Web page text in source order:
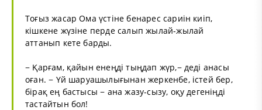
Тоғыз жасар Ома үстіне бенарес сариін киіп,
кішкене жүзіне перде салып жылай-жылай
аттанып кете барды.
− Қарғам, қайын енеңді тыңдап жүр,− деді анасы
оған. − Үй шаруашылығынан жеркенбе, істей бер,
бірақ ең бастысы − ана жазу-сызу, оқу дегеніңді
тастайтын бол!